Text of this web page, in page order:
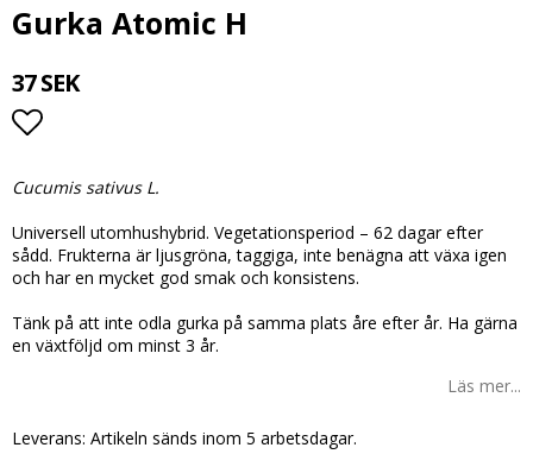
Gurka Atomic H
37 SEK
Cucumis sativus L.
Universell utomhushybrid. Vegetationsperiod – 62 dagar efter
sådd. Frukterna är ljusgröna, taggiga, inte benägna att växa igen
och har en mycket god smak och konsistens.
Tänk på att inte odla gurka på samma plats åre efter år. Ha gärna
en växtföljd om minst 3 år.
Läs mer...
Leverans: Artikeln sänds inom 5 arbetsdagar.